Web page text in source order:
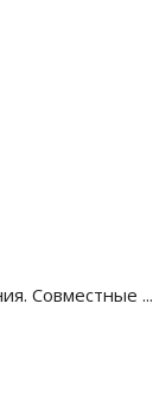
Совместные ...